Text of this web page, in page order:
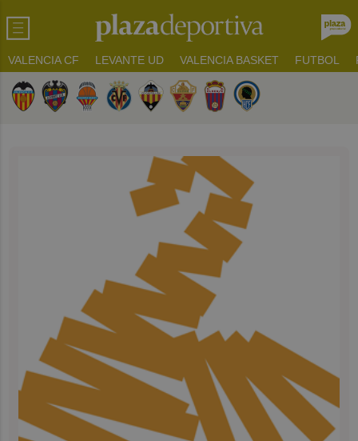
VALENCIA CF LEVANTE UD VALENCIA BASKET FUTBOL